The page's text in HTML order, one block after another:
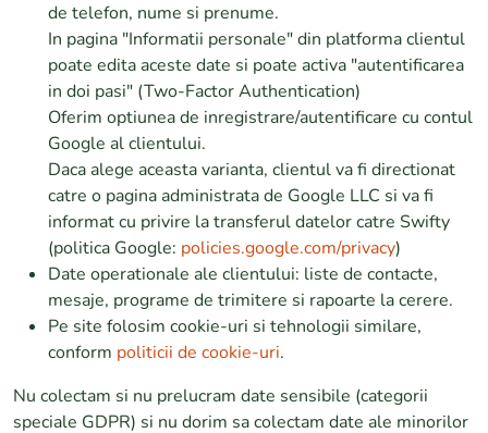
de telefon, nume si prenume.
In pagina "Informatii personale" din platforma clientul
poate edita aceste date si poate activa "autentificarea
in doi pasi" (Two-Factor Authentication)
Oferim optiunea de inregistrare/autentificare cu contul
Google al clientului.
Daca alege aceasta varianta, clientul va fi directionat
catre o pagina administrata de Google LLC si va fi
informat cu privire la transferul datelor catre Swifty
(politica Google: policies.google.com/privacy)
Date operationale ale clientului: liste de contacte,
mesaje, programe de trimitere si rapoarte la cerere.
Pe site folosim cookie-uri si tehnologii similare,
conform politicii de cookie-uri.
Nu colectam si nu prelucram date sensibile (categorii
speciale GDPR) si nu dorim sa colectam date ale minorilor